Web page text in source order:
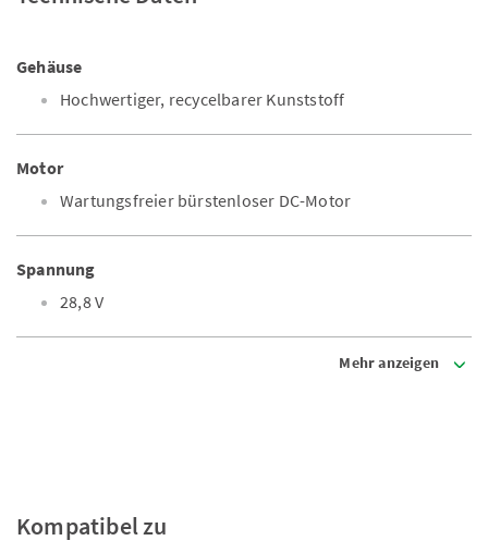
Gehäuse
Hochwertiger, recycelbarer Kunststoff
Motor
Wartungsfreier bürstenloser DC-Motor
Spannung
28,8 V
Mehr anzeigen
Kompatibel zu